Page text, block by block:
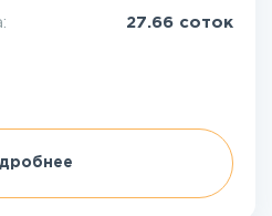
27.66 соток